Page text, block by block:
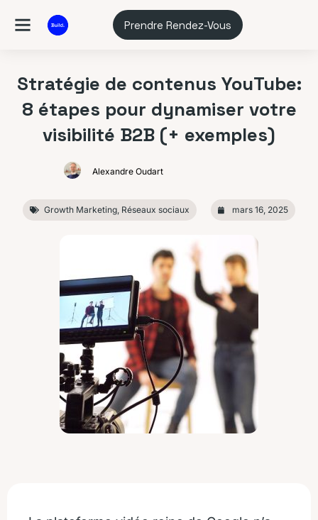
Prendre Rendez-Vous
Stratégie de contenus YouTube:
8 étapes pour dynamiser votre
visibilité B2B (+ exemples)
Alexandre Oudart
Growth Marketing, Réseaux sociaux mars 16, 2025